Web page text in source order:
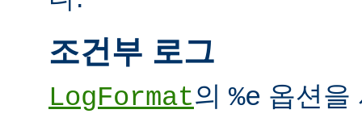
조건부 로그
LogFormat의 %e 옵션을